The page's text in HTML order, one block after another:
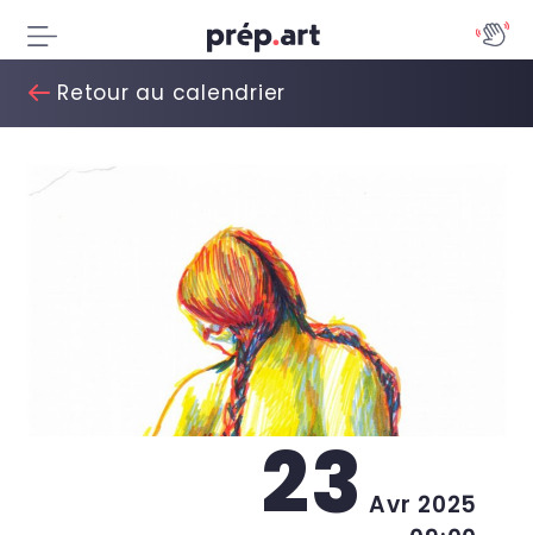
Retour au calendrier
23 Avr 2025